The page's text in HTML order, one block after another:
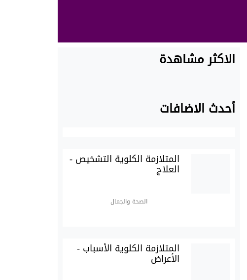
الاكثر مشاهدة
أحدث الاضافات
المتلازمة الكلوية التشخيص -
العلاج
الصحة والجمال
المتلازمة الكلوية الأسباب -
الأعراض